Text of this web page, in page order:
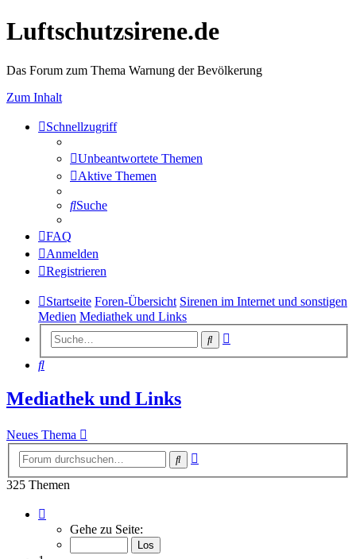
Luftschutzsirene.de
Das Forum zum Thema Warnung der Bevölkerung
Zum Inhalt
Schnellzugriff
Unbeantwortete Themen
Aktive Themen
Suche
FAQ
Anmelden
Registrieren
Startseite Foren-Übersicht Sirenen im Internet und sonstigen
Medien Mediathek und Links
Suche
Suche
Mediathek und Links
Neues Thema
Suche
325 Themen
von
Gehe zu Seite: